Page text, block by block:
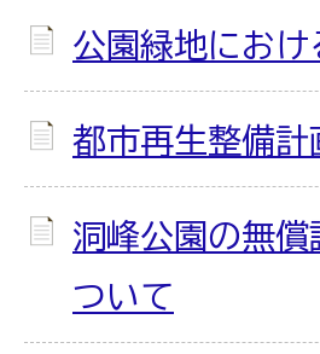
公園緑地にお
都市再生整備
洞峰公園の無
ついて